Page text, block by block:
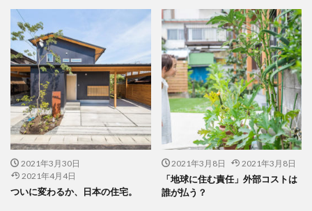
2021年3月30日
2021年4月4日
ついに変わるか、日本の住宅。
2021年3月8日 2021年3月8日
「地球に住む責任」外部コストは
誰が払う？